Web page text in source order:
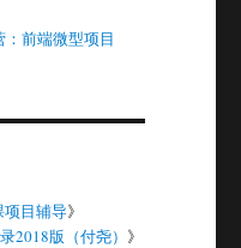
前端微型项目
目辅导》
2018版（付尧） 》